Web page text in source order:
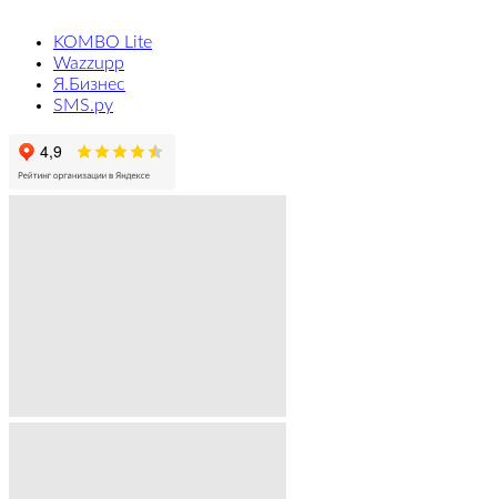
KOMBO Lite
Wazzupp
Я.Бизнес
SMS.ру